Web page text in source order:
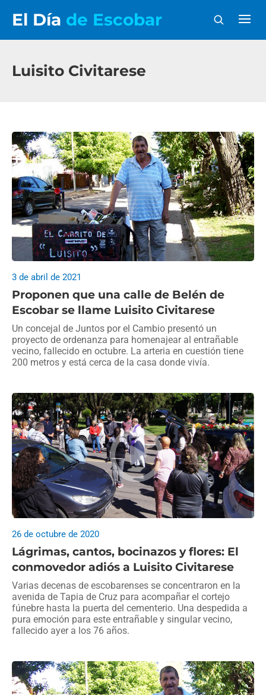
El Día de Escobar
Luisito Civitarese
Proponen que una calle de Belén de
Escobar se llame Luisito Civitarese
3 de abril de 2021
Un concejal de Juntos por el Cambio presentó un
proyecto de ordenanza para homenajear al entrañable
vecino, fallecido en octubre. La arteria en cuestión tiene
200 metros y está cerca de la casa donde vivía.
Lágrimas, cantos, bocinazos y flores: El
conmovedor adiós a Luisito Civitarese
26 de octubre de 2020
Varias decenas de escobarenses se concentraron en la
avenida de Tapia de Cruz para acompañar el cortejo
fúnebre hasta la puerta del cementerio. Una despedida a
pura emoción para este entrañable y singular vecino,
fallecido ayer a los 76 años.